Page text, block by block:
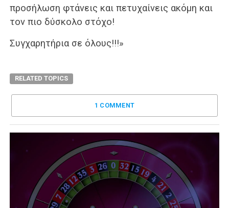
προσήλωση φτάνεις και πετυχαίνεις ακόμη και
τον πιο δύσκολο στόχο!
Συγχαρητήρια σε όλους!!!»
RELATED TOPICS
1 COMMENT